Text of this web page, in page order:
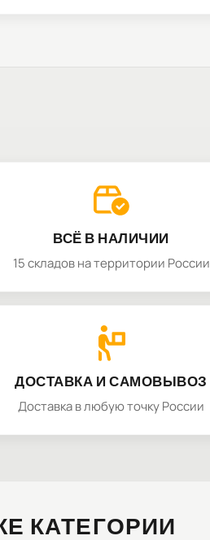
ВСЁ В НАЛИЧИИ
15 складов на территории России
ДОСТАВКА И САМОВЫВОЗ
Доставка в любую точку России
КАТЕГОРИИ